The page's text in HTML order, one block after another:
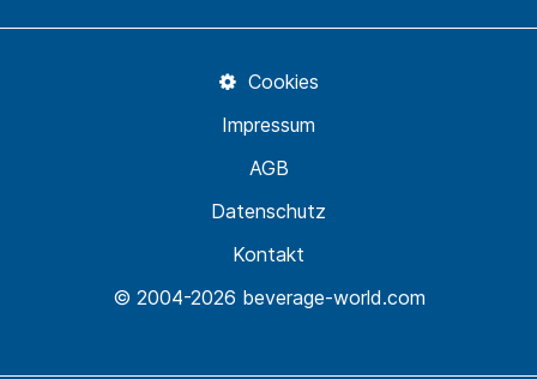
© 2004-2026 beverage-world.com
Kontakt
Datenschutz
AGB
Impressum
Cookies